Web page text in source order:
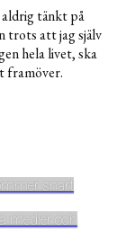
tänkt på
trots att jag själv
hela livet, ska
framöver.
snart
medier och